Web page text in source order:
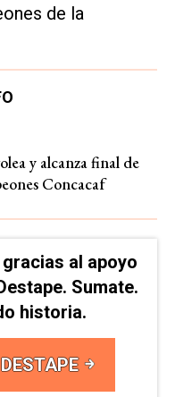
de la
y alcanza final de
Concacaf
al apoyo
Sumate.
historia.